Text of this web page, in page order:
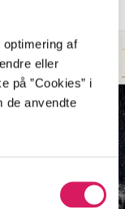
af
eller
på ”Cookies” i
de anvendte